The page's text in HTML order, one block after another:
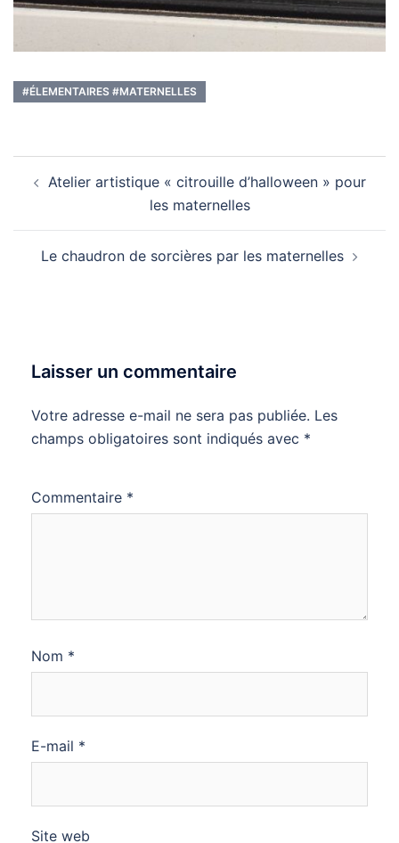
#ÉLEMENTAIRES #MATERNELLES
d’article
Atelier artistique « citrouille d’halloween » pour
les maternelles
Le chaudron de sorcières par les maternelles
Laisser un commentaire
Votre adresse e-mail ne sera pas publiée. Les
champs obligatoires sont indiqués avec *
Commentaire *
Nom *
E-mail *
Site web